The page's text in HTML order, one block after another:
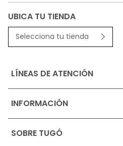
UBICA TU TIENDA
Selecciona tu tienda
LÍNEAS DE ATENCIÓN
INFORMACIÓN
Ofertas vigentes
SOBRE TUGÓ